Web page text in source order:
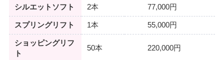
シルエットソフト 2本 77,000円
スプリングリフト 1本 55,000円
ショッピングリフ
ト
50本 220,000円